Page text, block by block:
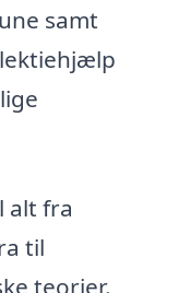
samt
alt fra
til
teorier.